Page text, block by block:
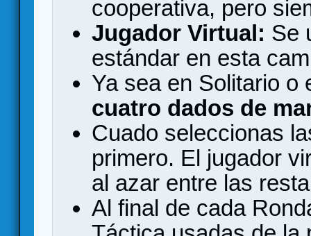
cooperativa, pero
Jugador Virtual: Se
estándar en esta
Ya sea en Solitario o
cuatro dados de
Cuado seleccionas
primero. El jugador
al azar entre las
Al final de cada